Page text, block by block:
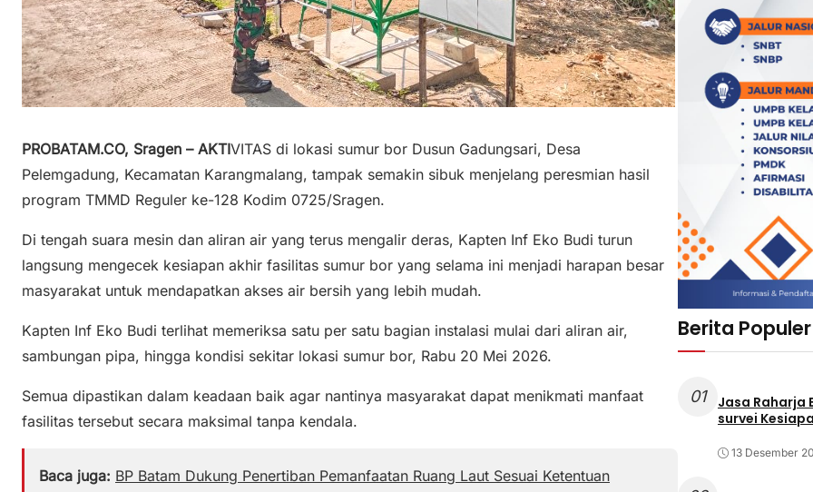
PROBATAM.CO, Sragen – AKTIVITAS di lokasi sumur bor Dusun Gadungsari, Desa
Pelemgadung, Kecamatan Karangmalang, tampak semakin sibuk menjelang peresmian hasil
program TMMD Reguler ke-128 Kodim 0725/Sragen.
Di tengah suara mesin dan aliran air yang terus mengalir deras, Kapten Inf Eko Budi turun
langsung mengecek kesiapan akhir fasilitas sumur bor yang selama ini menjadi harapan besar
masyarakat untuk mendapatkan akses air bersih yang lebih mudah.
Kapten Inf Eko Budi terlihat memeriksa satu per satu bagian instalasi mulai dari aliran air,
sambungan pipa, hingga kondisi sekitar lokasi sumur bor, Rabu 20 Mei 2026.
Semua dipastikan dalam keadaan baik agar nantinya masyarakat dapat menikmati manfaat
fasilitas tersebut secara maksimal tanpa kendala.
Baca juga: BP Batam Dukung Penertiban Pemanfaatan Ruang Laut Sesuai Ketentuan
Berita Populer
01
Jasa Raharja
survei
13 Desember